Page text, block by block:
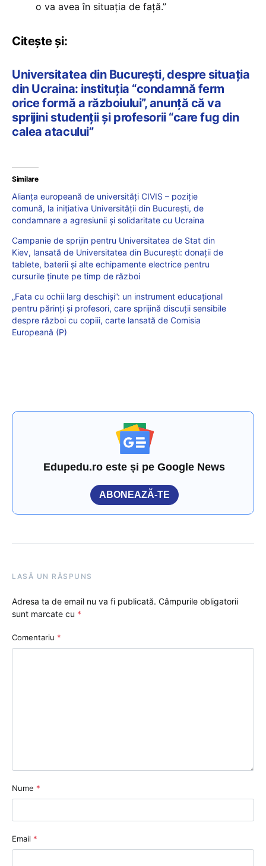
o va avea în situația de față.”
Citește și:
Universitatea din București, despre situația
din Ucraina: instituția “condamnă ferm
orice formă a războiului”, anunță că va
sprijini studenții și profesorii “care fug din
calea atacului”
Similare
Alianța europeană de universități CIVIS – poziție
comună, la inițiativa Universității din București, de
condamnare a agresiunii și solidaritate cu Ucraina
Campanie de sprijin pentru Universitatea de Stat din
Kiev, lansată de Universitatea din București: donații de
tablete, baterii și alte echipamente electrice pentru
cursurile ținute pe timp de război
„Fata cu ochii larg deschiși”: un instrument educațional
pentru părinți și profesori, care sprijină discuții sensibile
despre război cu copiii, carte lansată de Comisia
Europeană (P)
Edupedu.ro este și pe Google News
ABONEAZĂ-TE
LASĂ UN RĂSPUNS
Adresa ta de email nu va fi publicată. Câmpurile obligatorii
sunt marcate cu *
Comentariu *
Nume *
Email *